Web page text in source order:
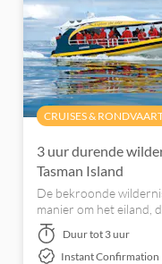
CRUISES &
3 uur durende
Tasman Island
De bekroonde
manier om het eiland,
natuur en het
leren kennen.
Duurtot 3 uur
Instant Confirmation